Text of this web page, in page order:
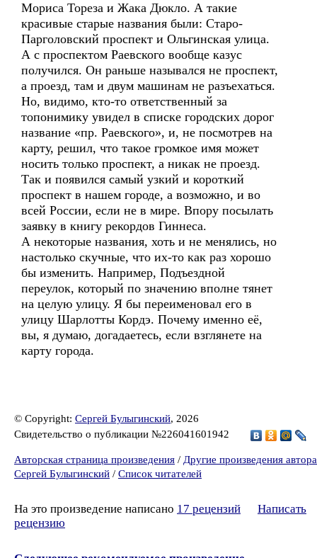
Мориса Тореза и Жака Дюкло. А такие
красивые старые названия были: Старо-
Парголовский проспект и Ольгинская улица.
А с проспектом Раевского вообще казус
получился. Он раньше назывался не проспект,
а проезд, там и двум машинам не разъехаться.
Но, видимо, кто-то ответственный за
топонимику увидел в списке городских дорог
название «пр. Раевского», и, не посмотрев на
карту, решил, что такое громкое имя может
носить только проспект, а никак не проезд.
Так и появился самый узкий и короткий
проспект в нашем городе, а возможно, и во
всей России, если не в мире. Впору посылать
заявку в книгу рекордов Гиннеса.
А некоторые названия, хоть и не менялись, но
настолько скучные, что их-то как раз хорошо
бы изменить. Например, Подъездной
переулок, который по значению вполне тянет
на целую улицу. Я бы переименовал его в
улицу Шарлотты Кордэ. Почему именно её,
вы, я думаю, догадаетесь, если взглянете на
карту города.
© Copyright: Сергей Булыгинский, 2026
Свидетельство о публикации №226041601942
Авторская страница произведения / Другие произведения автора
Сергей Булыгинский / Список читателей
На это произведение написано 17 рецензий
Написать
рецензию